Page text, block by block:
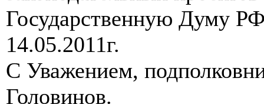
Государственную Думу
14.05.2011г.
C Уважением,
Головинов.